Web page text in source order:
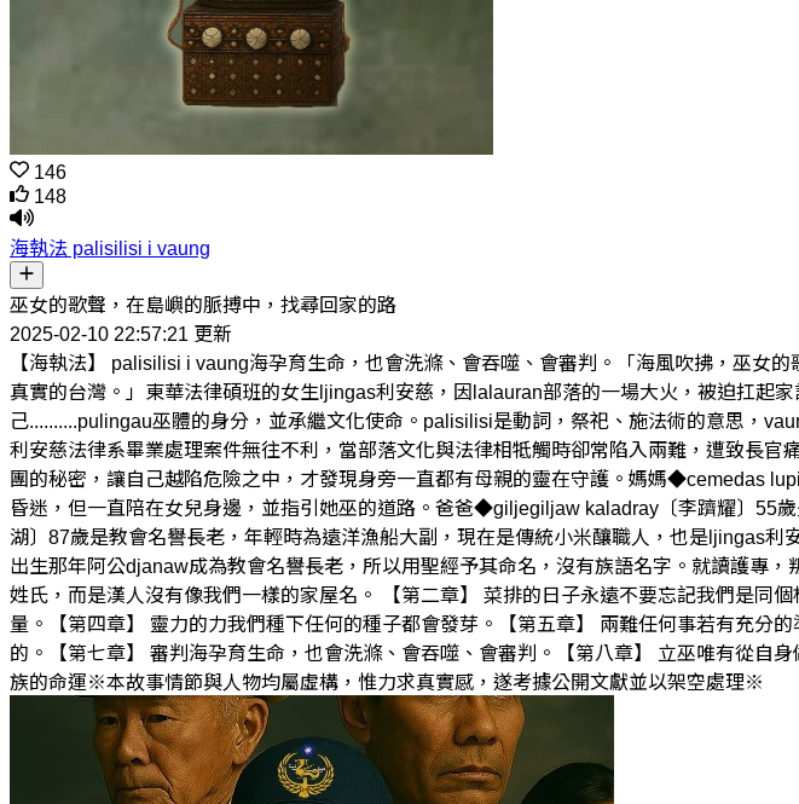
146
148
海執法 palisilisi i vaung
巫女的歌聲，在島嶼的脈搏中，找尋回家的路
2025-02-10 22:57:21 更新
【海執法】 palisilisi i vaung海孕育生命，也會洗滌、會吞噬、會審判。「海風吹拂，巫女
真實的台灣。」東華法律碩班的女生ljingas利安慈，因lalauran部落的一場大火，被迫扛起
己..........pulingau巫體的身分，並承繼文化使命。palisilisi是動詞，祭祀、施法術的意思，
利安慈法律系畢業處理案件無往不利，當部落文化與法律相牴觸時卻常陷入兩難，遭致長
團的秘密，讓自己越陷危險之中，才發現身旁一直都有母親的靈在守護。媽媽◆cemedas
昏迷，但一直陪在女兒身邊，並指引她巫的道路。爸爸◆giljegiljaw kaladray〔李躋耀〕55
湖〕87歲是教會名譽長老，年輕時為遠洋漁船大副，現在是傳統小米釀職人，也是ljingas
出生那年阿公djanaw成為教會名譽長老，所以用聖經予其命名，沒有族語名字。就讀護專
姓氏，而是漢人沒有像我們一樣的家屋名。 【第二章】 菜排的日子永遠不要忘記我們是同
量。【第四章】 靈力的力我們種下任何的種子都會發芽。【第五章】 兩難任何事若有充分
的。【第七章】 審判海孕育生命，也會洗滌、會吞噬、會審判。【第八章】 立巫唯有從自
族的命運※本故事情節與人物均屬虛構，惟力求真實感，遂考據公開文獻並以架空處理※